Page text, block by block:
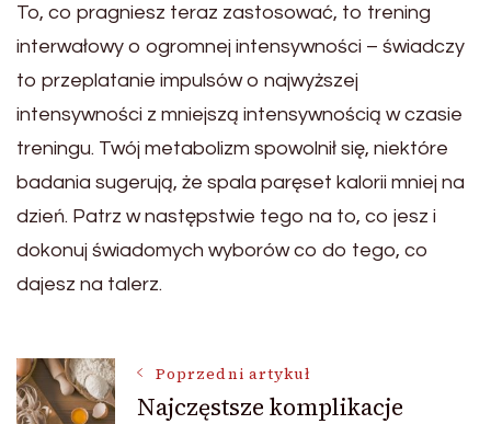
To, co pragniesz teraz zastosować, to trening
interwałowy o ogromnej intensywności – świadczy
to przeplatanie impulsów o najwyższej
intensywności z mniejszą intensywnością w czasie
treningu. Twój metabolizm spowolnił się, niektóre
badania sugerują, że spala paręset kalorii mniej na
dzień. Patrz w następstwie tego na to, co jesz i
dokonuj świadomych wyborów co do tego, co
dajesz na talerz.
NawigacjaPoprzedni artykuł
Najczęstsze komplikacje